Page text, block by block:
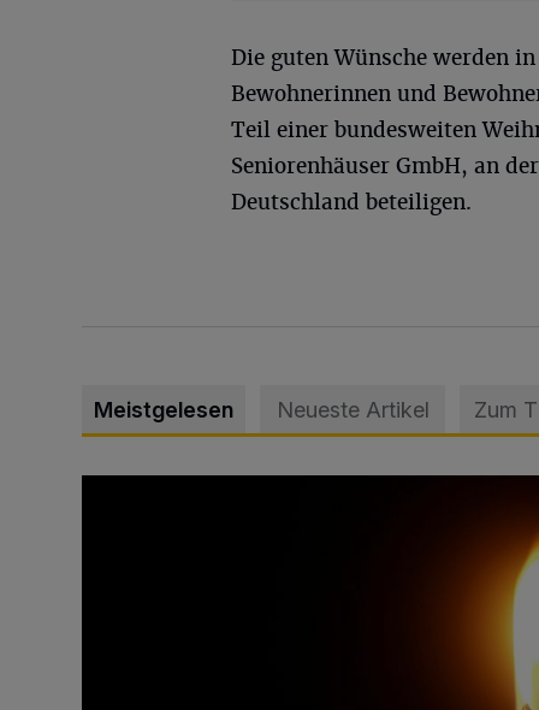
Die guten Wünsche werden
Bewohnerinnen und
Teil einer bundesweiten
Seniorenhäuser GmbH, an
Deutschland beteiligen.
Meistgelesen Neueste Artikel Zum